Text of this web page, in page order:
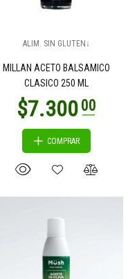
ALIM. SIN GLUTEN↓
MILLAN ACETO BALSAMICO
CLASICO 250 ML
COMPRAR